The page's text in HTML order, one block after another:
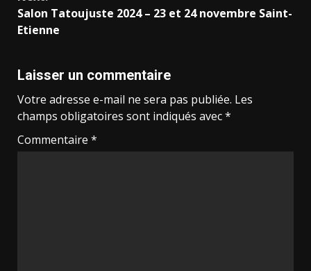
Salon Tatoujuste 2024 – 23 et 24 novembre Saint-
Etienne
Laisser un commentaire
Votre adresse e-mail ne sera pas publiée. Les
champs obligatoires sont indiqués avec*
Commentaire *